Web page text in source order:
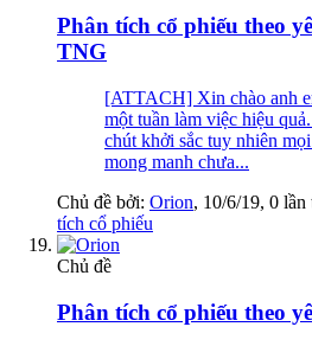
Phân tích cổ phiếu theo
TNG
[ATTACH] Xin chào anh
một tuần làm việc hiệu
chút khởi sắc tuy nhiên
mong manh chưa...
Chủ đề bởi: Orion, 10/6/19, 0 lần
tích cổ phiếu
Chủ đề
Phân tích cổ phiếu theo